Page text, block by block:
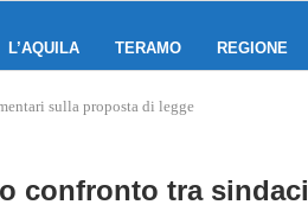
L’AQUILA TERAMO REGIONE
sulla proposta di legge
confronto tra sindaci